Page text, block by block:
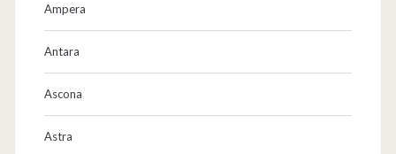
Ampera
Antara
Ascona
Astra